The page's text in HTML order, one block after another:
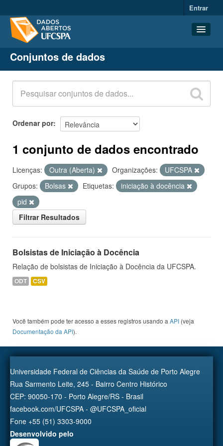
Entrar
Conjuntos de dados
Organizações
Grupos
Sobre
Conjuntos de dados
Ordenar por
1 conjunto de dados encontrado
Licenças: Outra (Aberta) Organizações:
UFCSPA
Grupos:
Bolsas Etiquetas:
iniciação à docência
pid
Filtrar Resultados
Bolsistas de Iniciação à Docência
Relação de bolsistas de Iniciação à Docência da UFCSPA.
ODT CSV
Você também pode ter acesso a esses registros usando a API (veja
Documentação da API).
Universidade Federal de Ciências da Saúde de Porto Alegre
Rua Sarmento Leite, 245 - Bairro Centro Histórico
CEP: 90050-170 - Porto Alegre/RS - Brasil
facebook.com/UFCSPA - @UFCSPA_oficial
Fone +55 (51) 3303-9000
Desenvolvido pelo